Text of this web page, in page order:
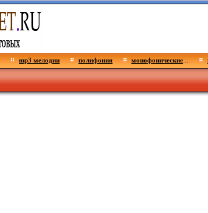
mp3 мелодии полифония монофонические